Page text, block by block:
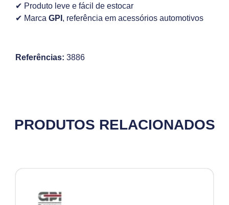
✔ Produto leve e fácil de estocar
✔ Marca GPI , referência em acessórios automotivos
Referências: 3886
PRODUTOS RELACIONADOS